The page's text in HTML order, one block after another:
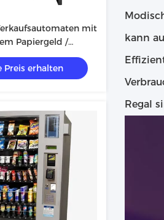
mit
Papiergeld /
und individuell
Farbsticker
Preis erhalten
kann
Regal